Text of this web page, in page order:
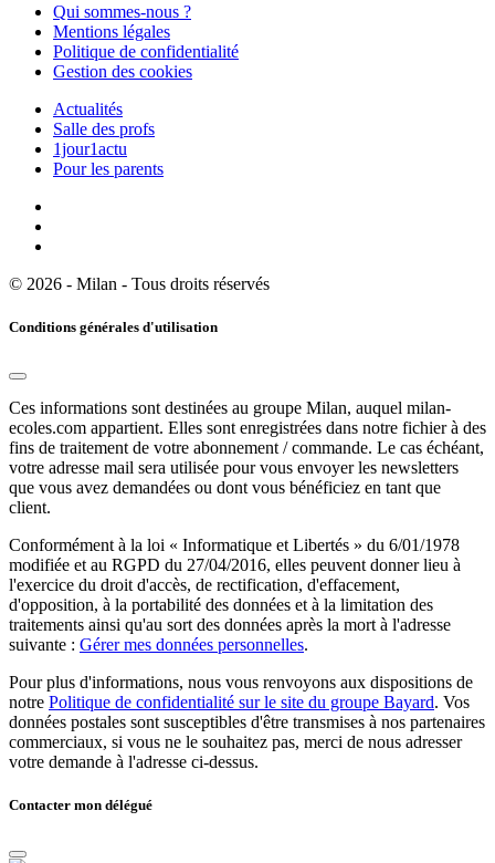
Qui sommes-nous ?
Mentions légales
Politique de confidentialité
Gestion des cookies
Actualités
Salle des profs
1jour1actu
Pour les parents
© 2026 - Milan - Tous droits réservés
Conditions générales d'utilisation
Ces informations sont destinées au groupe Milan, auquel milan-
ecoles.com appartient. Elles sont enregistrées dans notre fichier à des
fins de traitement de votre abonnement / commande. Le cas échéant,
votre adresse mail sera utilisée pour vous envoyer les newsletters
que vous avez demandées ou dont vous bénéficiez en tant que
client.
Conformément à la loi « Informatique et Libertés » du 6/01/1978
modifiée et au RGPD du 27/04/2016, elles peuvent donner lieu à
l'exercice du droit d'accès, de rectification, d'effacement,
d'opposition, à la portabilité des données et à la limitation des
traitements ainsi qu'au sort des données après la mort à l'adresse
suivante : Gérer mes données personnelles.
Pour plus d'informations, nous vous renvoyons aux dispositions de
notre Politique de confidentialité sur le site du groupe Bayard. Vos
données postales sont susceptibles d'être transmises à nos partenaires
commerciaux, si vous ne le souhaitez pas, merci de nous adresser
votre demande à l'adresse ci-dessus.
Contacter mon délégué